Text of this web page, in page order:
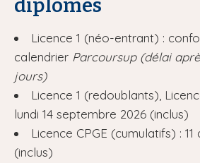
diplômes
Licence 1 (néo-entrant) :
calendrier Parcoursup (délai
jours)
Licence 1 (redoublants),
lundi 14 septembre 2026 (inclus)
Licence CPGE (cumulatifs) :
(inclus)